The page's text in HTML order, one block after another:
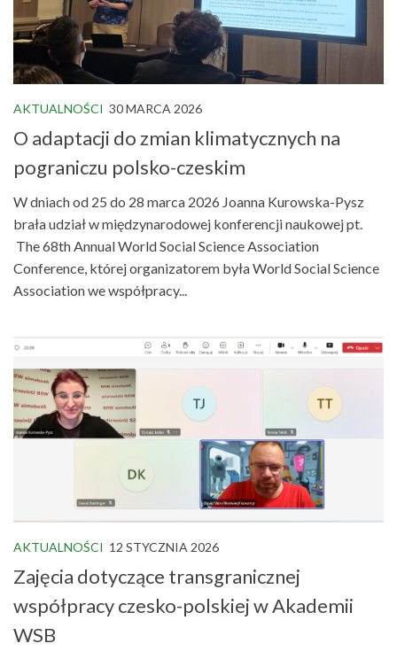
AKTUALNOŚCI 30 MARCA 2026
O adaptacji do zmian klimatycznych na
pograniczu polsko-czeskim
W dniach od 25 do 28 marca 2026 Joanna Kurowska-Pysz
brała udział w międzynarodowej konferencji naukowej pt.
The 68th Annual World Social Science Association
Conference, której organizatorem była World Social Science
Association we współpracy...
AKTUALNOŚCI 12 STYCZNIA 2026
Zajęcia dotyczące transgranicznej
współpracy czesko-polskiej w Akademii
WSB